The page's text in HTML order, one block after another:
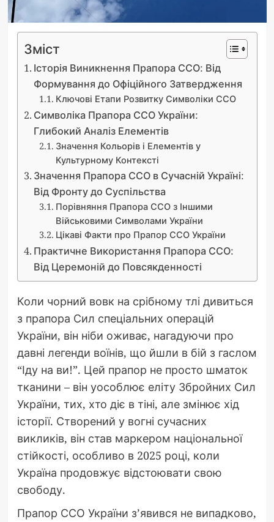
Зміст
Історія Виникнення Прапора ССО: Від
Формування до Офіційного Затвердження
Ключові Етапи Розвитку Символіки ССО
Символіка Прапора ССО України:
Глибокий Аналіз Елементів
Значення Кольорів і Елементів у
Культурному Контексті
Значення Прапора ССО в Сучасній Україні:
Від Фронту до Суспільства
Порівняння Прапора ССО з Іншими
Військовими Символами України
Цікаві Факти про Прапор ССО України
Практичне Використання Прапора ССО:
Від Церемоній до Повсякденності
Коли чорний вовк на срібному тлі дивиться
з прапора Сил спеціальних операцій
України, він ніби оживає, нагадуючи про
давні легенди воїнів, що йшли в бій з гаслом
“Іду на ви!”. Цей прапор не просто шматок
тканини – він уособлює еліту Збройних Сил
України, тих, хто діє в тіні, але змінює хід
історії. Створений у вогні сучасних
викликів, він став маркером національної
стійкості, особливо в 2025 році, коли
Україна продовжує відстоювати свою
свободу.
Прапор ССО України з’явився не випадково,